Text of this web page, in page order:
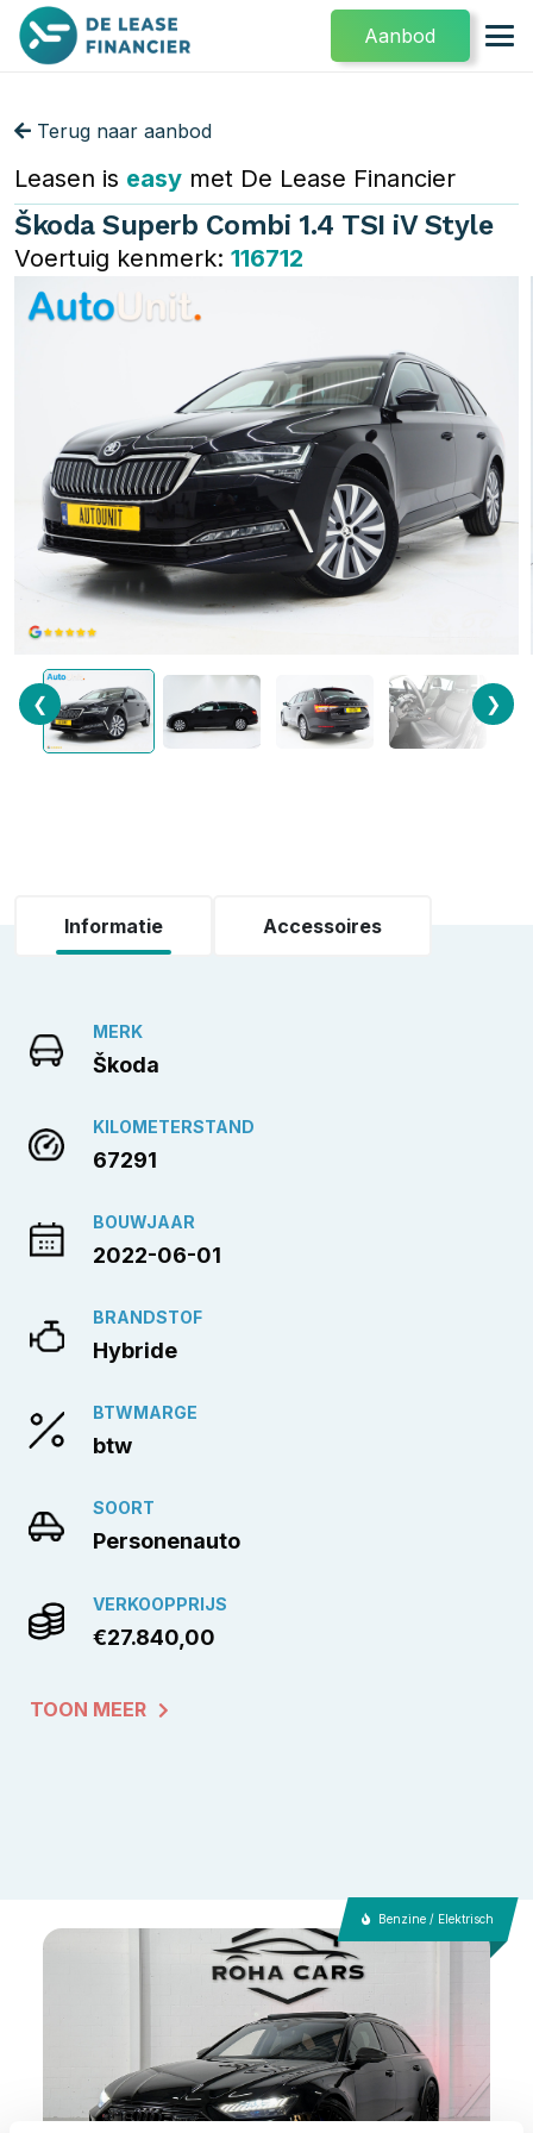
Aanbod
Terug naar aanbod
Leasen is easy met De Lease Financier
Škoda Superb Combi 1.4 TSI iV Style
Voertuig kenmerk: 116712
❮ ❯
Informatie Accessoires
MERK
Škoda
KILOMETERSTAND
67291
BOUWJAAR
2022-06-01
BRANDSTOF
Hybride
BTWMARGE
btw
SOORT
Personenauto
VERKOOPPRIJS
€27.840,00
TOON MEER
Benzine / Elektrisch